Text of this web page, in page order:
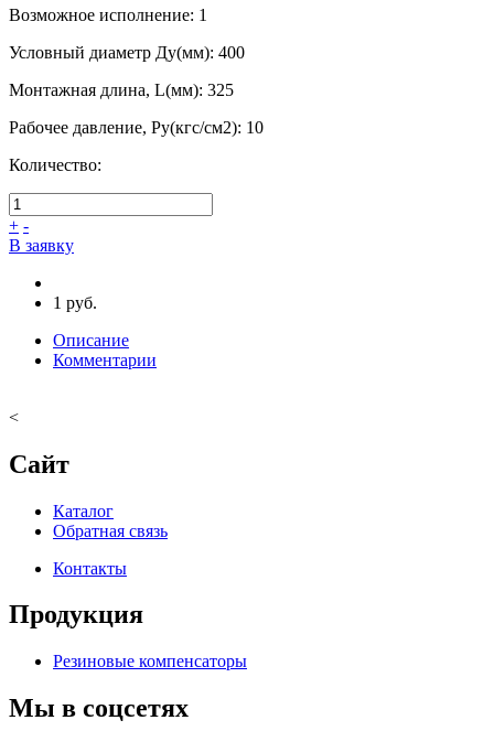
Возможное исполнение: 1
Условный диаметр Ду(мм): 400
Монтажная длина, L(мм): 325
Рабочее давление, Ру(кгс/см2): 10
Количество:
+ -
В заявку
1 руб.
Описание
Комментарии
<
Сайт
Каталог
Обратная связь
Контакты
Продукция
Резиновые компенсаторы
Мы в соцсетях